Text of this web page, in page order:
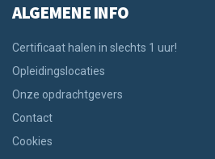
ALGEMENE INFO
Certificaat halen in slechts 1 uur!
Opleidingslocaties
Onze opdrachtgevers
Contact
Cookies